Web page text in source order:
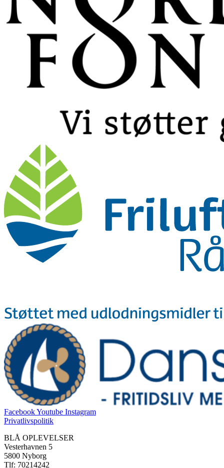
FacebookYoutube Instagram
Privatlivspolitik
BLÅ OPLEVELSER
Vesterhavnen 5
5800 Nyborg
Tlf: 70214242